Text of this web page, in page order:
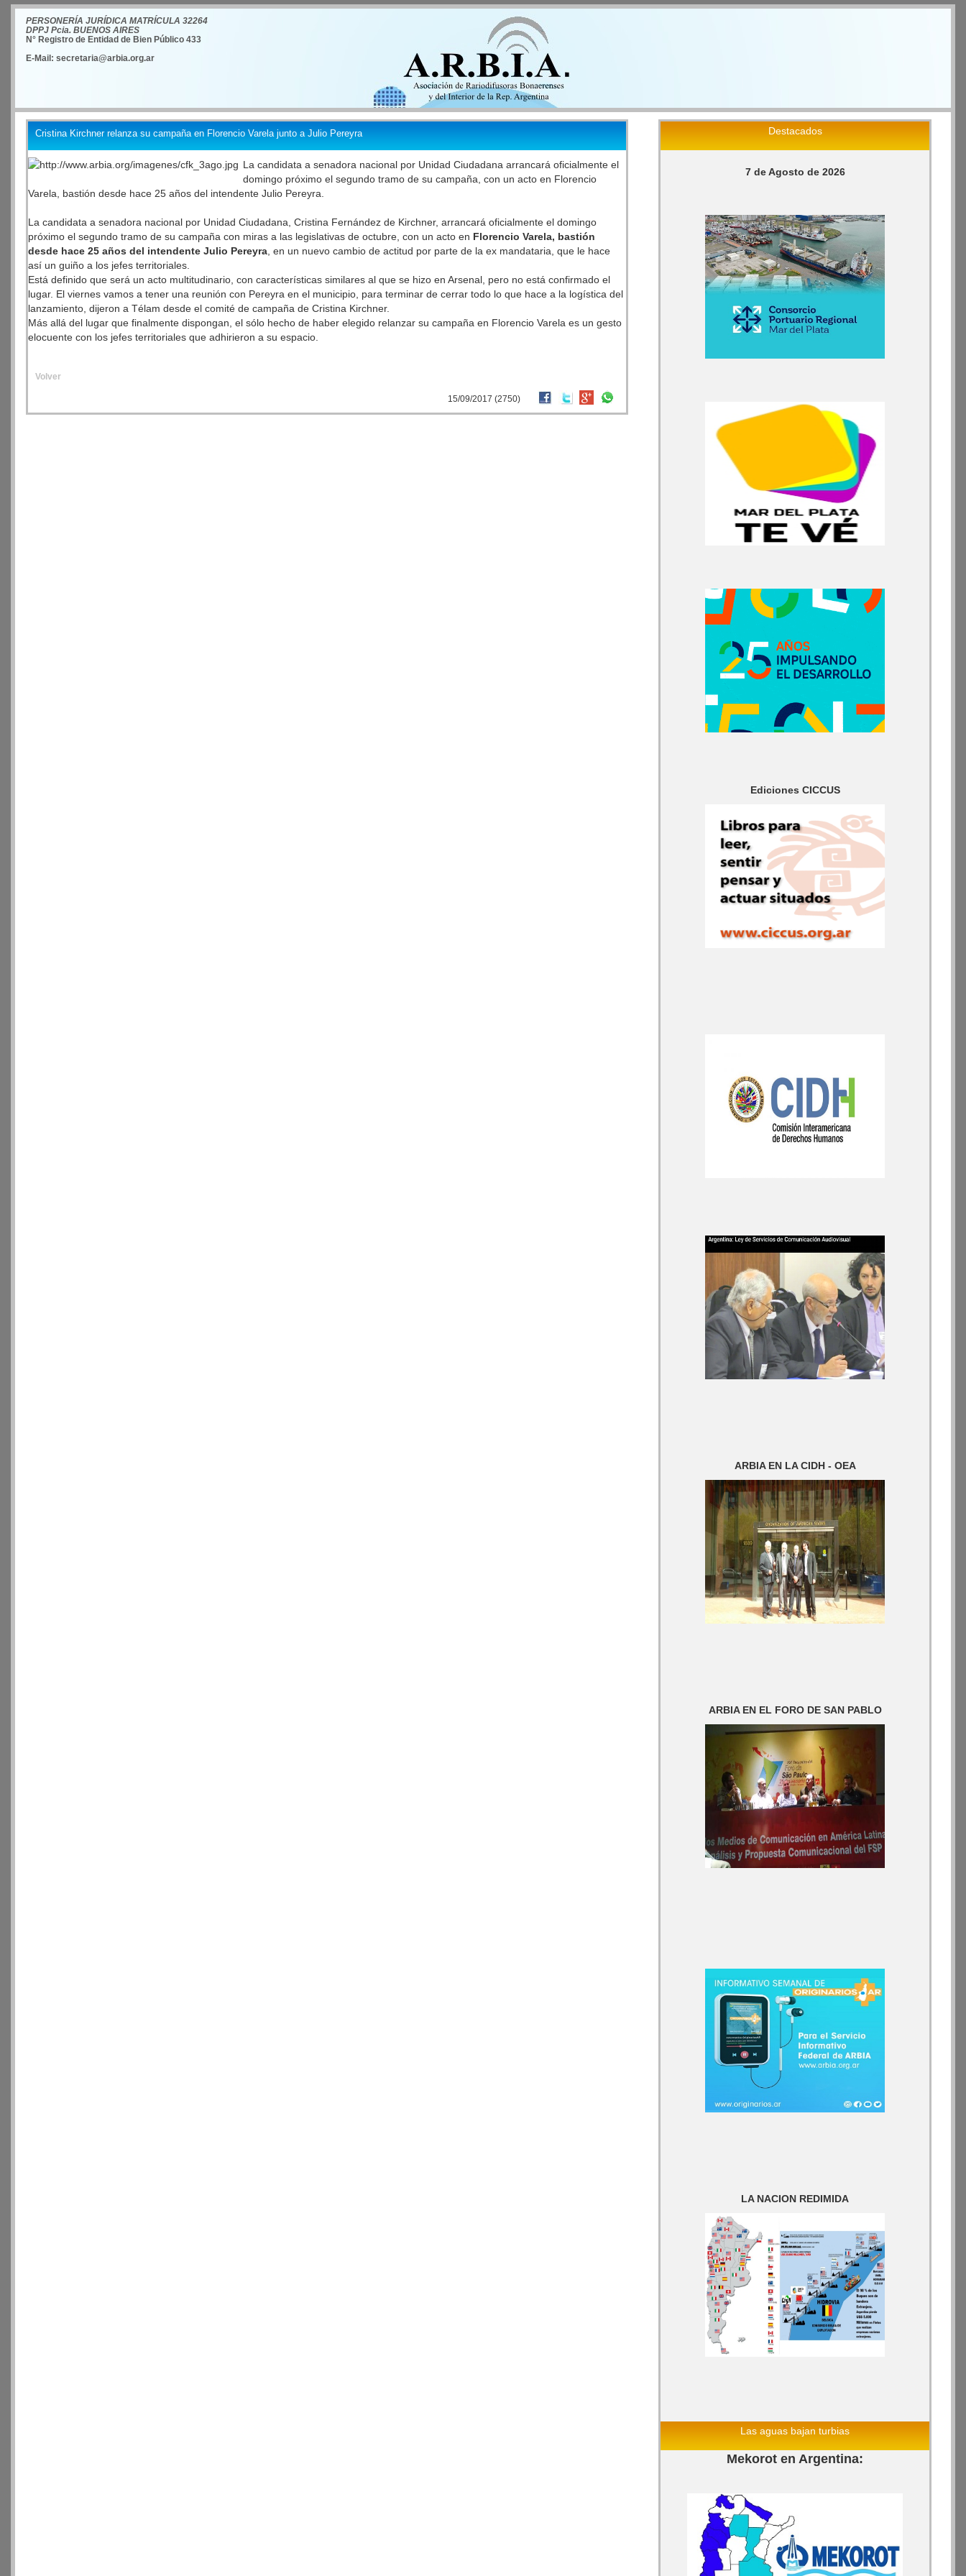
PERSONERÍA JURÍDICA MATRÍCULA 32264
DPPJ Pcia. BUENOS AIRES
N° Registro de Entidad de Bien Público 433
E-Mail: secretaria@arbia.org.ar
Cristina Kirchner relanza su campaña en Florencio Varela junto a Julio Pereyra
La candidata a senadora nacional por Unidad Ciudadana arrancará oficialmente el
domingo próximo el segundo tramo de su campaña, con un acto en Florencio
Varela, bastión desde hace 25 años del intendente Julio Pereyra.
La candidata a senadora nacional por Unidad Ciudadana, Cristina Fernández de Kirchner, arrancará oficialmente el domingo
próximo el segundo tramo de su campaña con miras a las legislativas de octubre, con un acto en Florencio Varela, bastión
desde hace 25 años del intendente Julio Pereyra , en un nuevo cambio de actitud por parte de la ex mandataria, que le hace
así un guiño a los jefes territoriales.
Está definido que será un acto multitudinario, con características similares al que se hizo en Arsenal, pero no está confirmado el
lugar. El viernes vamos a tener una reunión con Pereyra en el municipio, para terminar de cerrar todo lo que hace a la logística del
lanzamiento, dijeron a Télam desde el comité de campaña de Cristina Kirchner.
Más allá del lugar que finalmente dispongan, el sólo hecho de haber elegido relanzar su campaña en Florencio Varela es un gesto
elocuente con los jefes territoriales que adhirieron a su espacio.
Volver
15/09/2017 (2750)
Destacados
7 de Agosto de 2026
Ediciones CICCUS
ARBIA EN LA CIDH - OEA
ARBIA EN EL FORO DE SAN PABLO
LA NACION REDIMIDA
Las aguas bajan turbias
Mekorot en Argentina: